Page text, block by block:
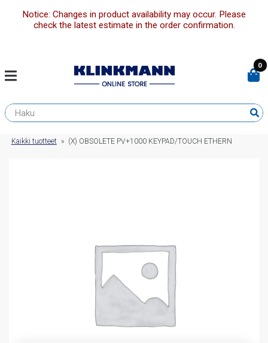
Notice: Changes in product availability may occur. Please
check the latest estimate in the order confirmation.
0
Kaikki tuotteet » (X) OBSOLETE PV+1000 KEYPAD/TOUCH ETHERN